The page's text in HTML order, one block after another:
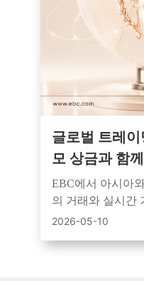
글로벌 트레
모 상금과 함
이다
EBC에서 아시아
의 ​​거래와 실시간
듀얼 트랙 트레이
2026-05-10